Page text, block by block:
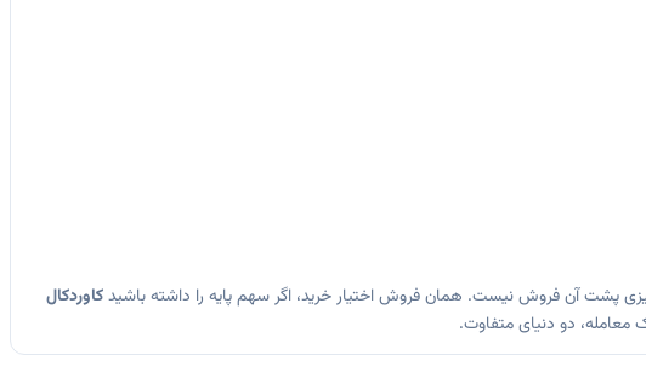
پشت آن فروش نیست. همان فروش اختیار خرید، اگر سهم پایه را داشته باشیدکاوردکال
معامله، دو دنیای متفاوت.